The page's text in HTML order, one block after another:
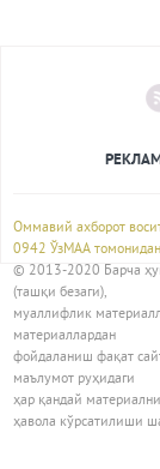
Оммавий ахборот
0942 ЎзМАА
© 2013-2020 Барча
(ташқи безаги),
муаллифлик
материаллардан
фойдаланиш фақат
маълумот руҳидаги
ҳар қандай
ҳавола кўрсатилиши